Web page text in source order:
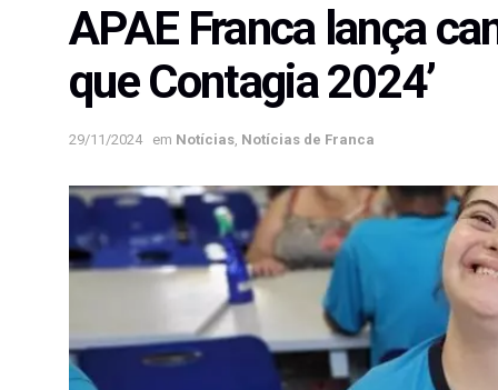
APAE Franca lança
que Contagia 2024’
29/11/2024 em Notícias Notícias de Franca